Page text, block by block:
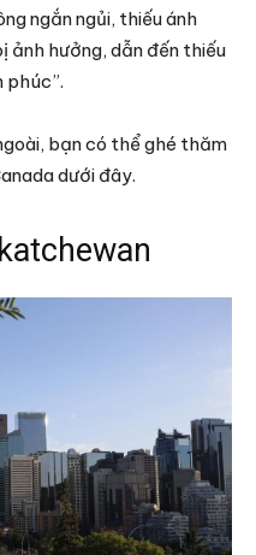
ngắn ngủi, thiếu ánh
ảnh hưởng, dẫn đến thiếu
phúc”.
bạn có thể ghé thăm
dưới đây.